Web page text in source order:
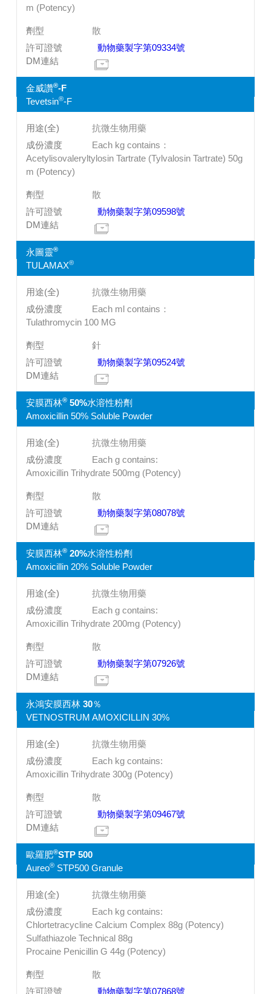
m (Potency)
散
動物藥製字第09334號
金威讚®-F
Tevetsin®-F
抗微生物用藥
Each kg contains：
Acetylisovaleryltylosin Tartrate (Tylvalosin Tartrate) 50g
m (Potency)
散
動物藥製字第09598號
永圖靈®
TULAMAX®
抗微生物用藥
Each ml contains：
Tulathromycin 100 MG
針
動物藥製字第09524號
安膜西林®50%水溶性粉劑
Amoxicillin 50% Soluble Powder
抗微生物用藥
Each g contains:
Amoxicillin Trihydrate 500mg (Potency)
散
動物藥製字第08078號
安膜西林®20%水溶性粉劑
Amoxicillin 20% Soluble Powder
抗微生物用藥
Each g contains:
Amoxicillin Trihydrate 200mg (Potency)
散
動物藥製字第07926號
永鴻安膜西林 30％
VETNOSTRUM AMOXICILLIN 30%
抗微生物用藥
Each kg contains:
Amoxicillin Trihydrate 300g (Potency)
散
動物藥製字第09467號
歐羅肥®STP 500
Aureo®STP500 Granule
抗微生物用藥
Each kg contains:
Chlortetracycline Calcium Complex 88g (Potency)
Sulfathiazole Technical 88g
Procaine Penicillin G 44g (Potency)
散
動物藥製字第07868號